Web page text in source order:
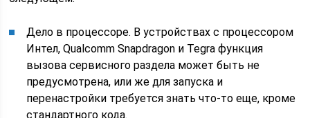
Дело в процессоре. В устройствах с процессором
Интел, Qualcomm Snapdragon и Tegra функция
вызова сервисного раздела может быть не
предусмотрена, или же для запуска и
перенастройки требуется знать что-то еще, кроме
стандартного кода.